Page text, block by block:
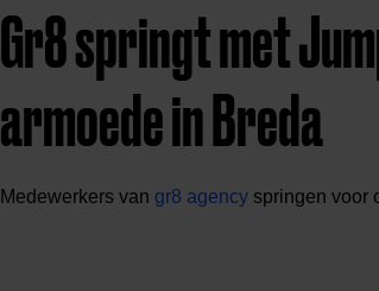
Gr8 springt met
armoede in Breda
Medewerkers van gr8 agency springen voor